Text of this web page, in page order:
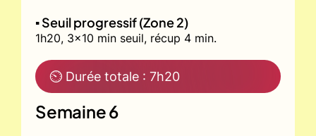
▪️ Seuil progressif (Zone 2)
1h20, 3x10 min seuil, récup 4 min.
⏲ Durée totale : 7h20
Semaine 6